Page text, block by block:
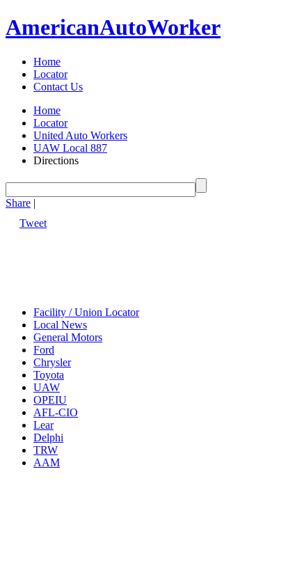
AmericanAutoWorker
Home
Locator
Contact Us
Home
Locator
United Auto Workers
UAW Local 887
Directions
Share |
Tweet
Facility / Union Locator
Local News
General Motors
Ford
Chrysler
Toyota
UAW
OPEIU
AFL-CIO
Lear
Delphi
TRW
AAM